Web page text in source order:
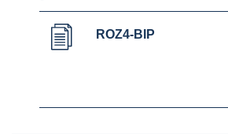
ROZ4-BIP